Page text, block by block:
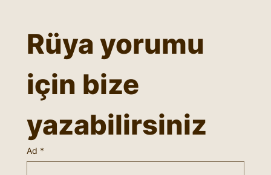
Rüya yorumu
için bize
yazabilirsiniz
Ad *